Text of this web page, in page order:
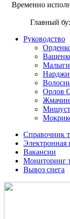
Временно
Главный
Руководство
Орлов
Справочник
Электронная
Вакансии
Мониторинг
Вывоз снега